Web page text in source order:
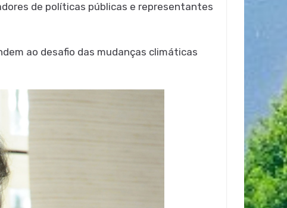
de políticas públicas e representantes
ao desafio das mudanças climáticas